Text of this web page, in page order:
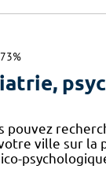
73%
pouvez
ville sur la